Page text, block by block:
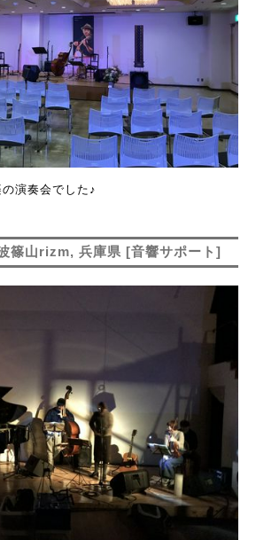
演奏会でした♪
篠山rizm, 兵庫県 [音響サポート]